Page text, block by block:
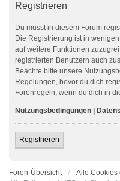
Registrieren
Du musst in diesem Forum
Die Registrierung ist in
auf weitere Funktionen
registrierten Benutzern auch
Beachte bitte unsere
Regelungen, bevor du dich
Forenregeln, wenn du dich in
Nutzungsbedingungen
Registrieren
Foren-Übersicht
Alle Cookies